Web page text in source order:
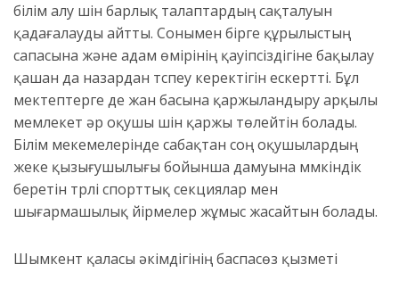
білім алу үшін барлық талаптардың сақталуын
қадағалауды айтты. Сонымен бірге құрылыстың
сапасына және адам өмірінің қауіпсіздігіне бақылау
қашан да назардан түспеу керектігін ескертті. Бұл
мектептерге де жан басына қаржыландыру арқылы
мемлекет әр оқушы үшін қаржы төлейтін болады.
Білім мекемелерінде сабақтан соң оқушылардың
жеке қызығушылығы бойынша дамуына мүмкіндік
беретін түрлі спорттық секциялар мен
шығармашылық үйірмелер жұмыс жасайтын болады.
Шымкент қаласы әкімдігінің баспасөз қызметі